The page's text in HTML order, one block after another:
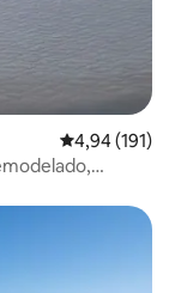
Classificação
4,94 (191)